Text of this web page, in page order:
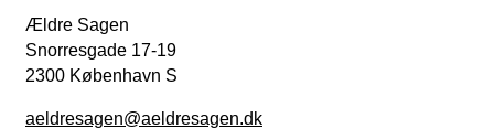
Ældre Sagen
Snorresgade 17-19
2300 København S
aeldresagen@aeldresagen.dk